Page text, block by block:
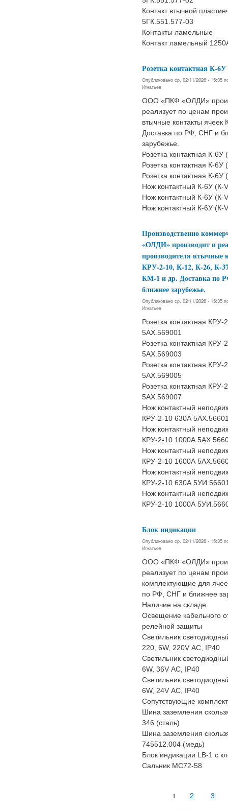
Контакт втычной
5ГК.551.577-03
Контакты ламельные
Контакт ламельный
Розетка контактная К-
Опубликовано ср, 02/11/2026 - 15:35
Игнатьев
ООО «ПКФ «ОЛДИ»
реализует по ценам
втычные контакты ячеек
Доставка по РФ, СНГ и
зарубежье.
Розетка контактная К-
Розетка контактная К-
Розетка контактная К-
Нож контактный К-6У (К-
Нож контактный К-6У (К-
Нож контактный К-6У (К-
Производственно
«ОЛДИ» производит и
производителя
КРУ-2-10, К-12, К-26, К-
КМ-1 и др. Доставка по
ближнее зарубежье.
Опубликовано ср, 02/11/2026 - 15:35
Игнатьев
Розетка контактная
5АХ.569001
Розетка контактная
5АХ.569003
Розетка контактная
5АХ.569005
Розетка контактная
5АХ.569007
Нож контактный
КРУ-2-10 630А
Нож контактный
КРУ-2-10 1000А
Нож контактный
КРУ-2-10 1600А
Нож контактный
КРУ-2-10 630А
Нож контактный
КРУ-2-10 1000А
Блок индикации
Опубликовано ср, 02/11/2026 - 15:35
Игнатьев
ООО «ПКФ «ОЛДИ»
реализует по ценам
комплектующие для
по РФ, СНГ и ближнее
Наличие на складе.
Освещение кабельного
релейной защиты
Светильник
220, 6W, 220V АС, IP40
Светильник
6W, 36V АС, IP40
Светильник
6W, 24V АС, IP40
Сопутствующие
Шина заземления
346 (сталь)
Шина заземления
745512.004 (медь)
Блок индикации LB-1 с
Сальник МС72-58
1 2 3